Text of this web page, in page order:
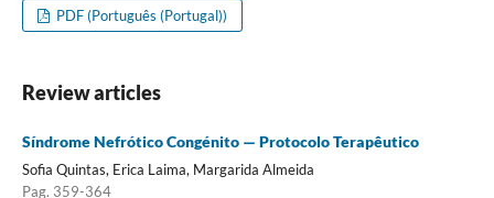
PDF (Português (Portugal))
Review articles
Síndrome Nefrótico Congénito — Protocolo Terapêutico
Sofia Quintas, Erica Laima, Margarida Almeida
Pag. 359-364